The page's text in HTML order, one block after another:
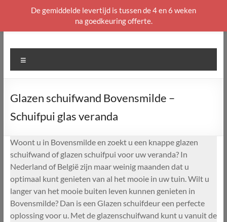
naar
Glazen schuifwand Bovensmilde –
Schuifpui glas veranda
Woont u in Bovensmilde en zoekt u een knappe glazen
schuifwand of glazen schuifpui voor uw veranda? In
Nederland of België zijn maar weinig maanden dat u
optimaal kunt genieten van al het mooie in uw tuin. Wilt u
langer van het mooie buiten leven kunnen genieten in
Bovensmilde? Dan is een Glazen schuifdeur een perfecte
oplossing voor u. Met de glazenschuifwand kunt u vanuit de
De gemiddelde levertijd is tussen de 4 en 6 weken
na goedkeuring offerte.